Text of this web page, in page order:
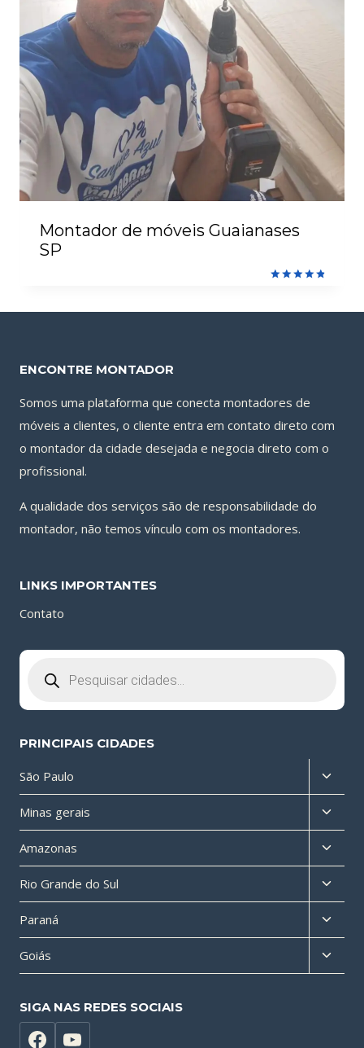
Montador de móveis Guaianases
SP
de 5
ENCONTRE MONTADOR
Somos uma plataforma que conecta montadores de
móveis a clientes, o cliente entra em contato direto com
o montador da cidade desejada e negocia direto com o
profissional.
A qualidade dos serviços são de responsabilidade do
montador, não temos vínculo com os montadores.
LINKS IMPORTANTES
Contato
produtos
PRINCIPAIS CIDADES
São Paulo
menu
filho
Minas gerais
menu
filho
Amazonas
menu
filho
Rio Grande do Sul
menu
filho
Paraná
menu
filho
Goiás
menu
SIGA NAS REDES SOCIAIS